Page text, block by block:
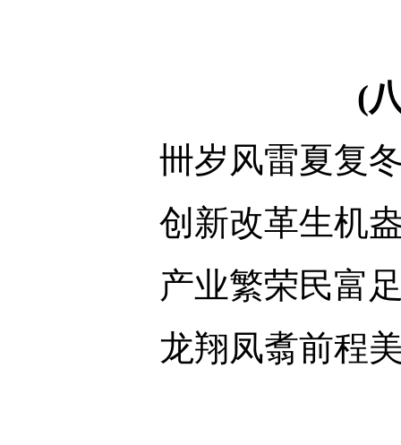
(
卌岁风雷夏复
创新改革生机
产业繁荣民富
龙翔凤翥前程